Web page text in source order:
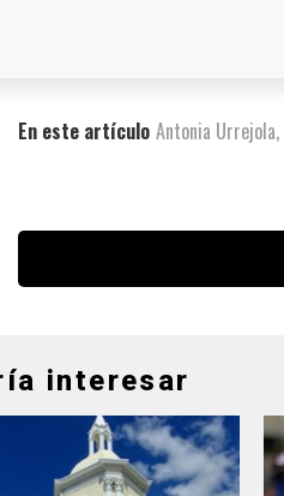
En este artículo Antonia Urrejola,
interesar